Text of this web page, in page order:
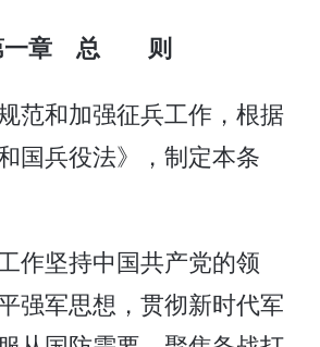
一章 总 则
范和加强征兵工作，根据
国兵役法》，制定本条
作坚持中国共产党的领
强军思想，贯彻新时代军